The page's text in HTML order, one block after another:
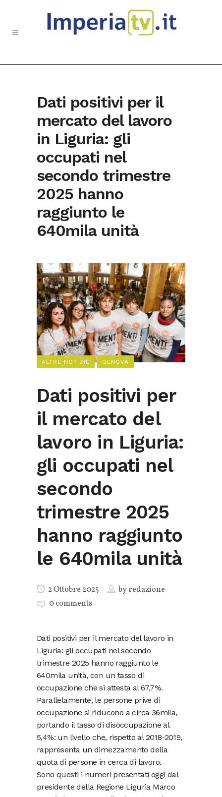
Dati positivi per il
mercato del lavoro
in Liguria: gli
occupati nel
secondo trimestre
2025 hanno
raggiunto le
640mila unità
ALTRE NOTIZIE GENOVA
Dati positivi per
il mercato del
lavoro in Liguria:
gli occupati nel
secondo
trimestre 2025
hanno raggiunto
le 640mila unità
2 Ottobre 2025 byredazione
0 comments
Dati positivi per il mercato del lavoro in
Liguria: gli occupati nel secondo
trimestre 2025 hanno raggiunto le
640mila unità, con un tasso di
occupazione che si attesta al 67,7%.
Parallelamente, le persone prive di
occupazione si riducono a circa 36mila,
portando il tasso di disoccupazione al
5,4%: un livello che, rispetto al 2018-2019,
rappresenta un dimezzamento della
quota di persone in cerca di lavoro.
Sono questi i numeri presentati oggi dal
presidente della Regione Liguria Marco